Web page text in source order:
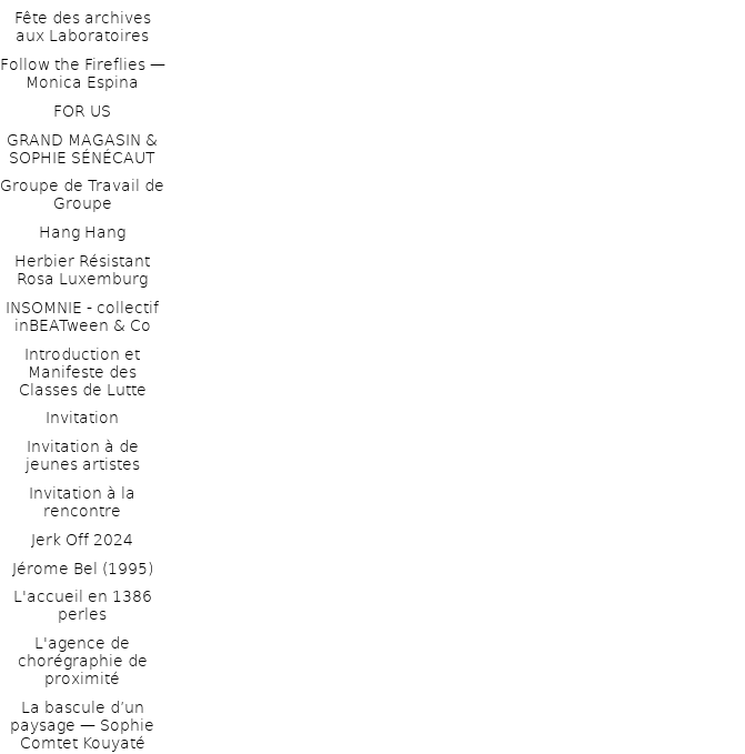
Fête des archives
aux Laboratoires
Follow the Fireflies —
Monica Espina
FOR US
GRAND MAGASIN &
SOPHIE SÉNÉCAUT
Groupe de Travail de
Groupe
Hang Hang
Herbier Résistant
Rosa Luxemburg
INSOMNIE - collectif
inBEATween & Co
Introduction et
Manifeste des
Classes de Lutte
Invitation
Invitation à de
jeunes artistes
Invitation à la
rencontre
Jerk Off 2024
Jérome Bel (1995)
L'accueil en 1386
perles
L'agence de
chorégraphie de
proximité
La bascule d’un
paysage — Sophie
Comtet Kouyaté